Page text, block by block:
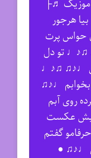
♬├
هرجور
پرت
♫♪♩ تو دل
♩♪♫ ♫♪♩
بخوابم ♩♪♫
روی آبم
پیش عکست
گفتم
♩♪♫ ●